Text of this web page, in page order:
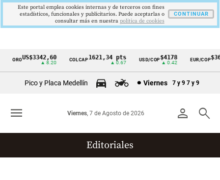
Cintillo
Colombia
OROUS$3342,60
▲ 8.20
COLCAP1621,34 pts
▲ 0.67
USD/COP$4178
▲ 0.42
EUR/COP
Pico y Placa Medellín Viernes 7 y 9 7 y 9
person search
Viernes, 7 de Agosto de 2026
menu
Editoriales
Este portal emplea cookies internas y de terceros con fines
estadísticos, funcionales y publicitarios. Puede aceptarlas o
consultar más en nuestra politica de cookies
CONTINUAR